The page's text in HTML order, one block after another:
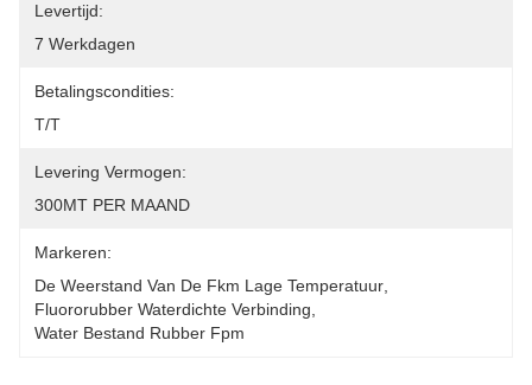
Levertijd:
7 Werkdagen
Betalingscondities:
T/T
Levering Vermogen:
300MT PER MAAND
Markeren:
De Weerstand Van De Fkm Lage Temperatuur
Fluororubber Waterdichte Verbinding
Water Bestand Rubber Fpm